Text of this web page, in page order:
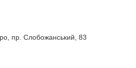
пр. Слобожанський, 83